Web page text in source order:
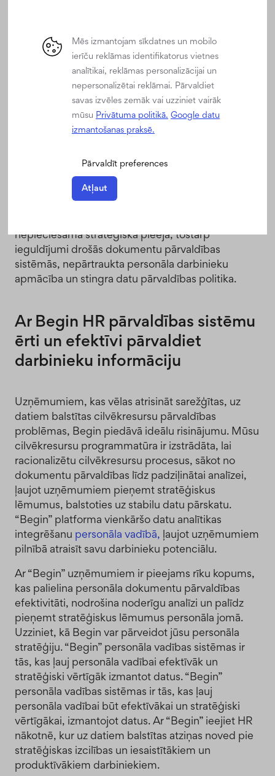
Datu analītikas izmantošana
cilvēkresursos: ar kādiem
izaicinājumiem var saskarties
uzņēmumi?
cilvēkresursu vadībā ir acīmredzami, uzņēmumi
var saskarties ar tādiem izaicinājumiem kā datu
privātuma jautājumi, nepieciešamība paaugstināt
personāla speciālistu kvalifikāciju datu analīzē un
nepieciešama stratēģiska pieeja, tostarp
ieguldījumi drošās dokumentu pārvaldības
sistēmās, nepārtraukta personāla darbinieku
apmācība un stingra datu pārvaldības politika.
Ar Begin HR pārvaldības sistēmu
ērti un efektīvi pārvaldiet
darbinieku informāciju
Uzņēmumiem, kas vēlas atrisināt sarežģītas, uz
datiem balstītas cilvēkresursu pārvaldības
problēmas, Begin piedāvā ideālu risinājumu. Mūsu
cilvēkresursu programmatūra ir izstrādāta, lai
racionalizētu cilvēkresursu procesus, sākot no
dokumentu pārvaldības līdz padziļinātai analīzei,
ļaujot uzņēmumiem pieņemt stratēģiskus
lēmumus, balstoties uz stabilu datu pārskatu.
“Begin” platforma vienkāršo datu analītikas
integrēšanu personāla vadībā, ļaujot uzņēmumiem
pilnībā atraisīt savu darbinieku potenciālu.
Ar “Begin” uzņēmumiem ir pieejams rīku kopums,
kas palielina personāla dokumentu pārvaldības
efektivitāti, nodrošina noderīgu analīzi un palīdz
pieņemt stratēģiskus lēmumus personāla jomā.
Uzziniet, kā Begin var pārveidot jūsu personāla
stratēģiju. “Begin” personāla vadības sistēmas ir
tās, kas ļauj personāla vadībai efektīvāk un
stratēģiski vērtīgāk izmantot datus. “Begin”
personāla vadības sistēmas ir tās, kas ļauj
personāla vadībai būt efektīvākai un stratēģiski
vērtīgākai, izmantojot datus. Ar “Begin” ieejiet HR
nākotnē, kur uz datiem balstītas atziņas noved pie
stratēģiskas izcilības un iesaistītākiem un
produktīvākiem darbiniekiem.
Mēs izmantojam sīkdatnes un mobilo
ierīču reklāmas identifikatorus vietnes
analītikai, reklāmas personalizācijai un
nepersonalizētai reklāmai. Pārvaldiet
savas izvēles zemāk vai uzziniet vairāk
mūsu Privātuma politikā. Google datu
izmantošanas praksē.
Pārvaldīt preferences
Atļaut